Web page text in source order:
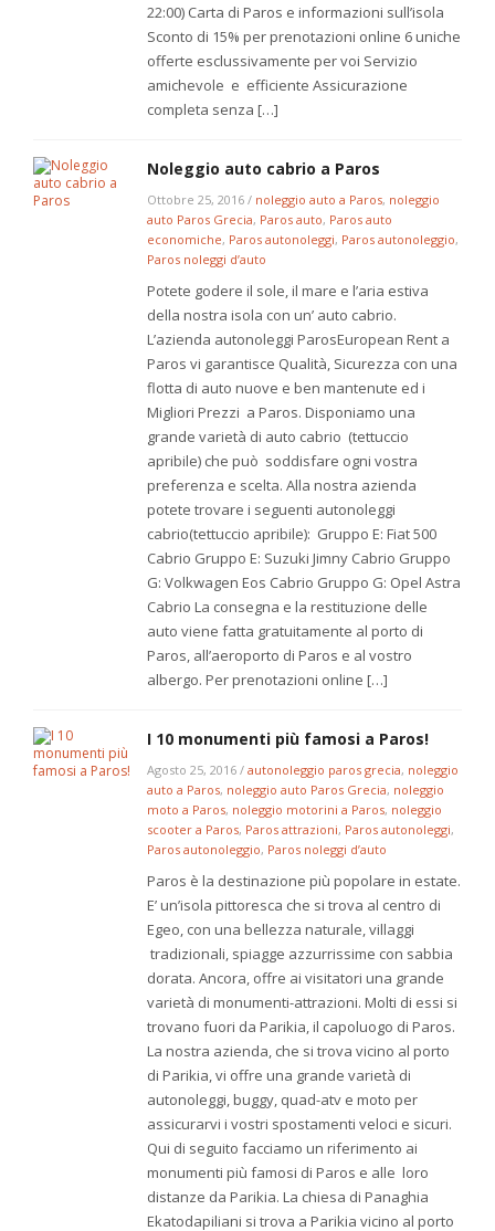
22:00) Carta di Paros e informazioni sull’isola
Sconto di 15% per prenotazioni online 6 uniche
offerte esclussivamente per voi Servizio
amichevole e efficiente Assicurazione
completa senza […]
Noleggio auto cabrio a Paros
Ottobre 25, 2016 / noleggio auto a Paros, noleggio
auto Paros Grecia, Paros auto, Paros auto
economiche, Paros autonoleggi, Paros autonoleggio,
Paros noleggi d’auto
Potete godere il sole, il mare e l’aria estiva
della nostra isola con un’ auto cabrio.
L’azienda autonoleggi ParosEuropean Rent a
Paros vi garantisce Qualità, Sicurezza con una
flotta di auto nuove e ben mantenute ed i
Migliori Prezzi a Paros. Disponiamo una
grande varietà di auto cabrio (tettuccio
apribile) che può soddisfare ogni vostra
preferenza e scelta. Alla nostra azienda
potete trovare i seguenti autonoleggi
cabrio(tettuccio apribile): Gruppo E: Fiat 500
Cabrio Gruppo E: Suzuki Jimny Cabrio Gruppo
G: Volkwagen Eos Cabrio Gruppo G: Opel Astra
Cabrio La consegna e la restituzione delle
auto viene fatta gratuitamente al porto di
Paros, all’aeroporto di Paros e al vostro
albergo. Per prenotazioni online […]
I 10 monumenti più famosi a Paros!
Agosto 25, 2016 /autonoleggio paros grecia, noleggio
auto a Paros, noleggio auto Paros Grecia, noleggio
moto a Paros, noleggio motorini a Paros, noleggio
scooter a Paros, Paros attrazioni, Paros autonoleggi,
Paros autonoleggio, Paros noleggi d’auto
Paros è la destinazione più popolare in estate.
E’ un’isola pittoresca che si trova al centro di
Egeo, con una bellezza naturale, villaggi
tradizionali, spiagge azzurrissime con sabbia
dorata. Ancora, offre ai visitatori una grande
varietà di monumenti-attrazioni. Molti di essi si
trovano fuori da Parikia, il capoluogo di Paros.
La nostra azienda, che si trova vicino al porto
di Parikia, vi offre una grande varietà di
autonoleggi, buggy, quad-atv e moto per
assicurarvi i vostri spostamenti veloci e sicuri.
Qui di seguito facciamo un riferimento ai
monumenti più famosi di Paros e alle loro
distanze da Parikia. La chiesa di Panaghia
Ekatodapiliani si trova a Parikia vicino al porto